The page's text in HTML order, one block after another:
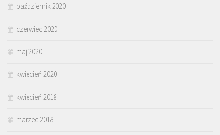
październik 2020
czerwiec 2020
maj 2020
kwiecień 2020
kwiecień 2018
marzec 2018